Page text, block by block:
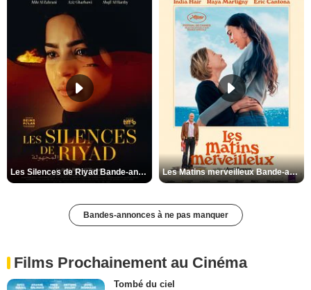
Les Silences de Riyad Bande-annonce VO STFR Les Matins merveilleux Bande-annonce VF
Bandes-annonces à ne pas manquer
Films Prochainement au Cinéma
Tombé du ciel